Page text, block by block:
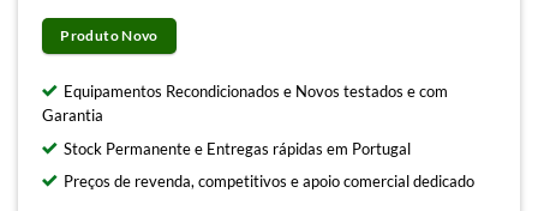
Produto Novo
Equipamentos Recondicionados e Novos testados e com
Garantia
Stock Permanente e Entregas rápidas em Portugal
Preços de revenda, competitivos e apoio comercial dedicado